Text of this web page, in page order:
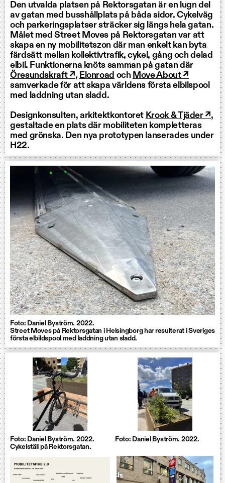
Den utvalda platsen på Rektorsgatan är en lugn del
av gatan med busshållplats på båda sidor. Cykelväg
och parkeringsplatser sträcker sig längs hela gatan.
Målet med Street Moves på Rektorsgatan var att
skapa en ny mobilitetszon där man enkelt kan byta
färdsätt mellan kollektivtrafik, cykel, gång och delad
elbil. Funktionerna knöts samman på gatan där
Öresundskraft ↗, Elonroad och Move About ↗
samverkade för att skapa världens första elbilspool
med laddning utan sladd.
Designkonsulten, arkitektkontoret Krook & Tjäder ↗,
gestaltade en plats där mobiliteten kompletteras
med grönska. Den nya prototypen lanserades under
H22.
Foto: Daniel Byström. 2022.
Street Moves på Rektorsgatan i Helsingborg har resulterat i Sveriges
första elbildspool med laddning utan sladd.
Foto: Daniel Byström. 2022.
Cykelställ på Rektorsgatan.
Foto: Daniel Byström. 2022.